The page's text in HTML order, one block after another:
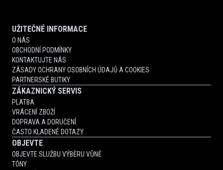
UŽITEČNÉ INFORMACE
O NÁS
OBCHODNÍ PODMÍNKY
KONTAKTUJTE NÁS
ZÁSADY OCHRANY OSOBNÍCH ÚDAJŮ A COOKIES
PARTNERSKÉ BUTIKY
ZÁKAZNICKÝ SERVIS
PLATBA
VRÁCENÍ ZBOŽÍ
DOPRAVA A DORUČENÍ
ČASTO KLADENÉ DOTAZY
OBJEVTE
OBJEVTE SLUŽBU VÝBĚRU VŮNĚ
TÓNY